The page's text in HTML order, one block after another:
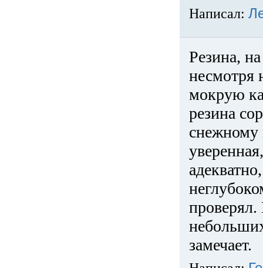
Написал:
Резина,
несмотря
мокрую
резина
снежному
замечает.